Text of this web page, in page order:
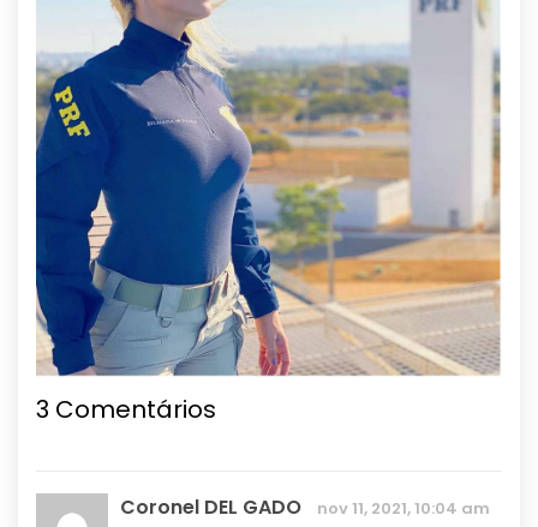
3 Comentários
Coronel DEL GADO nov 11, 2021, 10:04 am